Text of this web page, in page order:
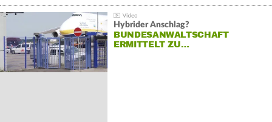
Hybrider Anschlag?
BUNDESANWALTSCHAFT
ERMITTELT ZU…